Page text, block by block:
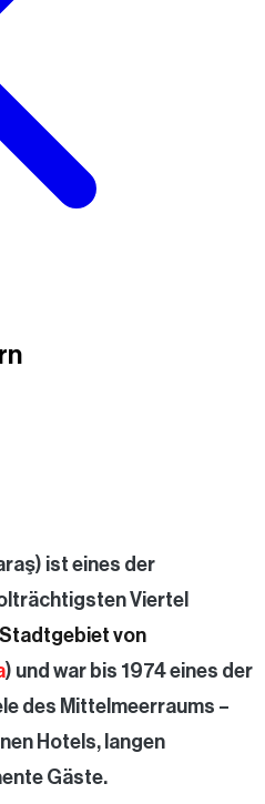
ist eines der
Viertel
Stadtgebiet von
) und war bis 1974 eines der
des Mittelmeerraums –
Hotels, langen
Gäste.